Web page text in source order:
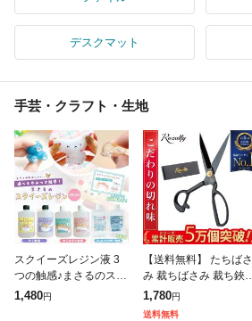
デスクマット
手芸・クラフト・生地
スクイーズレジン液 3
つの触感♪まさるのスク
イーズレジン セット グ
1,480円
【送料無料】 たちばさ
み 裁ちばさみ 裁ち鋏
洋裁 たちばさみ 手芸
はさみ 裁縫 裁ちばさみ
1,780円
送料無料